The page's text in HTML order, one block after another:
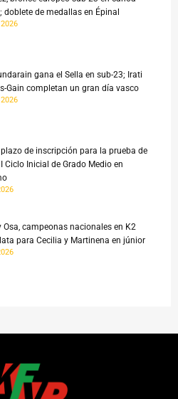
doblete de medallas en Épinal
gana el Sella en sub-23; Irati
Gain completan un gran día vasco
de inscripción para la prueba de
Ciclo Inicial de Grado Medio en
Osa, campeonas nacionales en K2
para Cecilia y Martinena en júnior